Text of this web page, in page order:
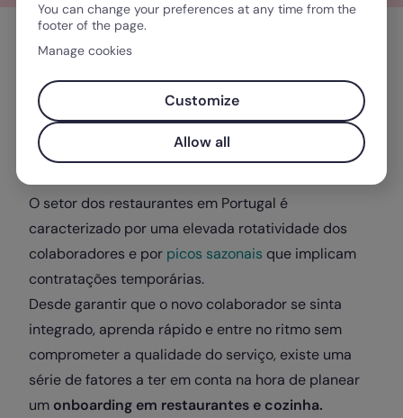
Índice
Escrito por
Mariana Lopes
O setor dos restaurantes em Portugal é
caracterizado por uma elevada rotatividade dos
colaboradores e por picos sazonais que implicam
contratações temporárias.
Desde garantir que o novo colaborador se sinta
integrado, aprenda rápido e entre no ritmo sem
comprometer a qualidade do serviço, existe uma
série de fatores a ter em conta na hora de planear
um onboarding em restaurantes e cozinha.
You can change your preferences at any time from the
footer of the page.
Manage cookies
Customize
Allow all